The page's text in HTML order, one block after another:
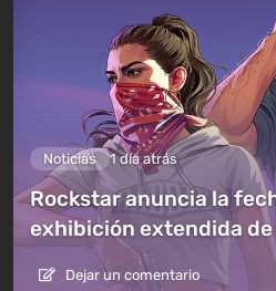
Noticias 1 día atrás
Rockstar anuncia la
exhibición extendida de
Dejar un comentario